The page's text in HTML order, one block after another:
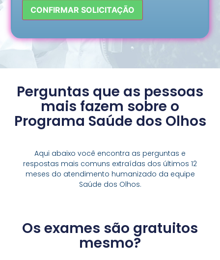
Perguntas que as pessoas
mais fazem sobre o
Programa Saúde dos Olhos
Aqui abaixo você encontra as perguntas e
respostas mais comuns extraídas dos últimos 12
meses do atendimento humanizado da equipe
Saúde dos Olhos.
Os exames são gratuitos
mesmo?